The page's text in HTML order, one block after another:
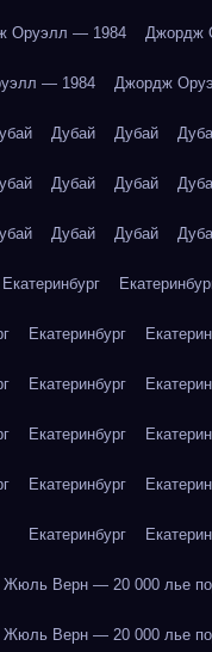
Оруэлл — 1984 Джордж
— 1984 Джордж
Дубай Дубай
Дубай Дубай
Дубай Дубай
Екатеринбург
Екатеринбург
Екатеринбург
Екатеринбург
Екатеринбург
Екатеринбург
Жюль Верн — 20 000 лье
Жюль Верн — 20 000 лье